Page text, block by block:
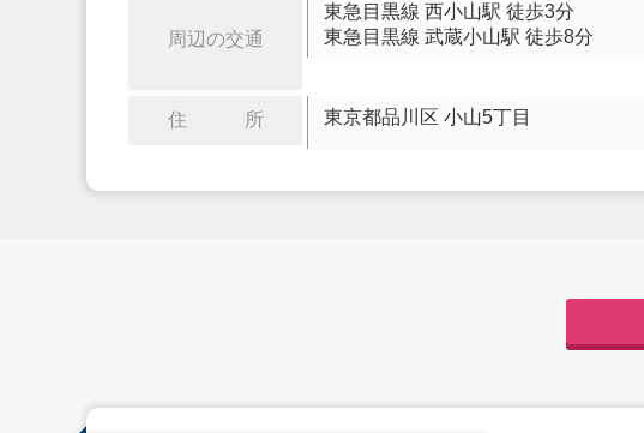
周辺の交通
東急目黒線 西小山駅 徒歩3分
東急目黒線 武蔵小山駅 徒歩8分
住 所 東京都品川区 小山5丁目